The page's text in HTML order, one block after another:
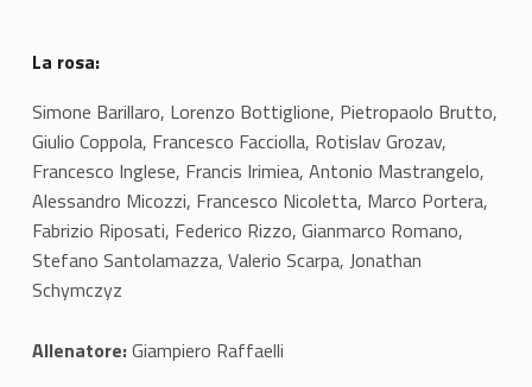
U
n
i
v
e
r
s
La rosa:
Simone Barillaro, Lorenzo Bottiglione, Pietropaolo Brutto,
Giulio Coppola, Francesco Facciolla, Rotislav Grozav,
Francesco Inglese, Francis Irimiea, Antonio Mastrangelo,
Alessandro Micozzi, Francesco Nicoletta, Marco Portera,
Fabrizio Riposati, Federico Rizzo, Gianmarco Romano,
Stefano Santolamazza, Valerio Scarpa, Jonathan
Schymczyz
Allenatore:Giampiero Raffaelli